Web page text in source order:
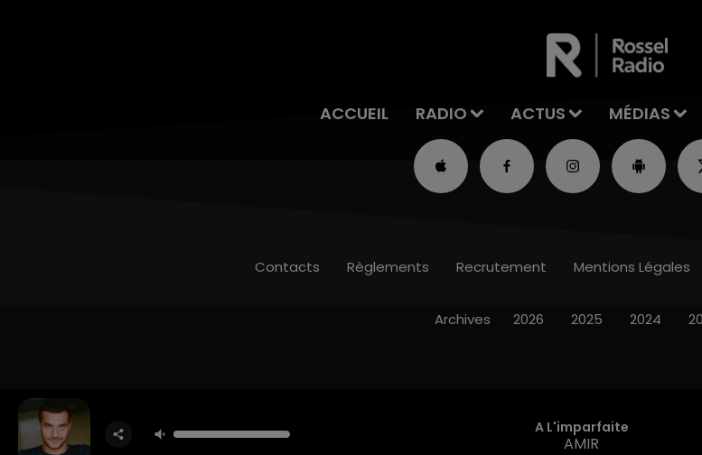
ACCUEIL RADIO ACTUS MÉDIAS
A L'imparfaite
AMIR
Contacts Règlements Recrutement Mentions Légales
Archives 2026 2025 2024